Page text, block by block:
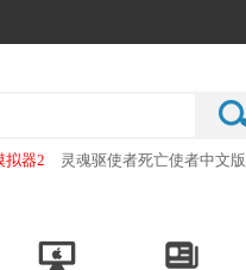
拟器2
灵魂驱使者死亡使者中文版